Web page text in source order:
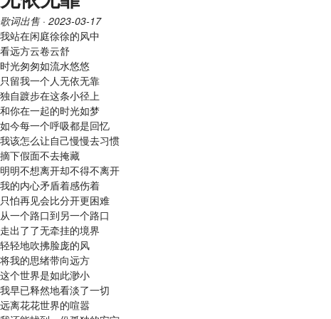
歌词出售· 2023-03-17
我站在闲庭徐徐的风中
看远方云卷云舒
时光匆匆如流水悠悠
只留我一个人无依无靠
独自踱步在这条小径上
和你在一起的时光如梦
如今每一个呼吸都是回忆
我该怎么让自己慢慢去习惯
摘下假面不去掩藏
明明不想离开却不得不离开
我的内心矛盾着感伤着
只怕再见会比分开更困难
从一个路口到另一个路口
走出了了无牵挂的境界
轻轻地吹拂脸庞的风
将我的思绪带向远方
这个世界是如此渺小
我早已释然地看淡了一切
远离花花世界的喧嚣